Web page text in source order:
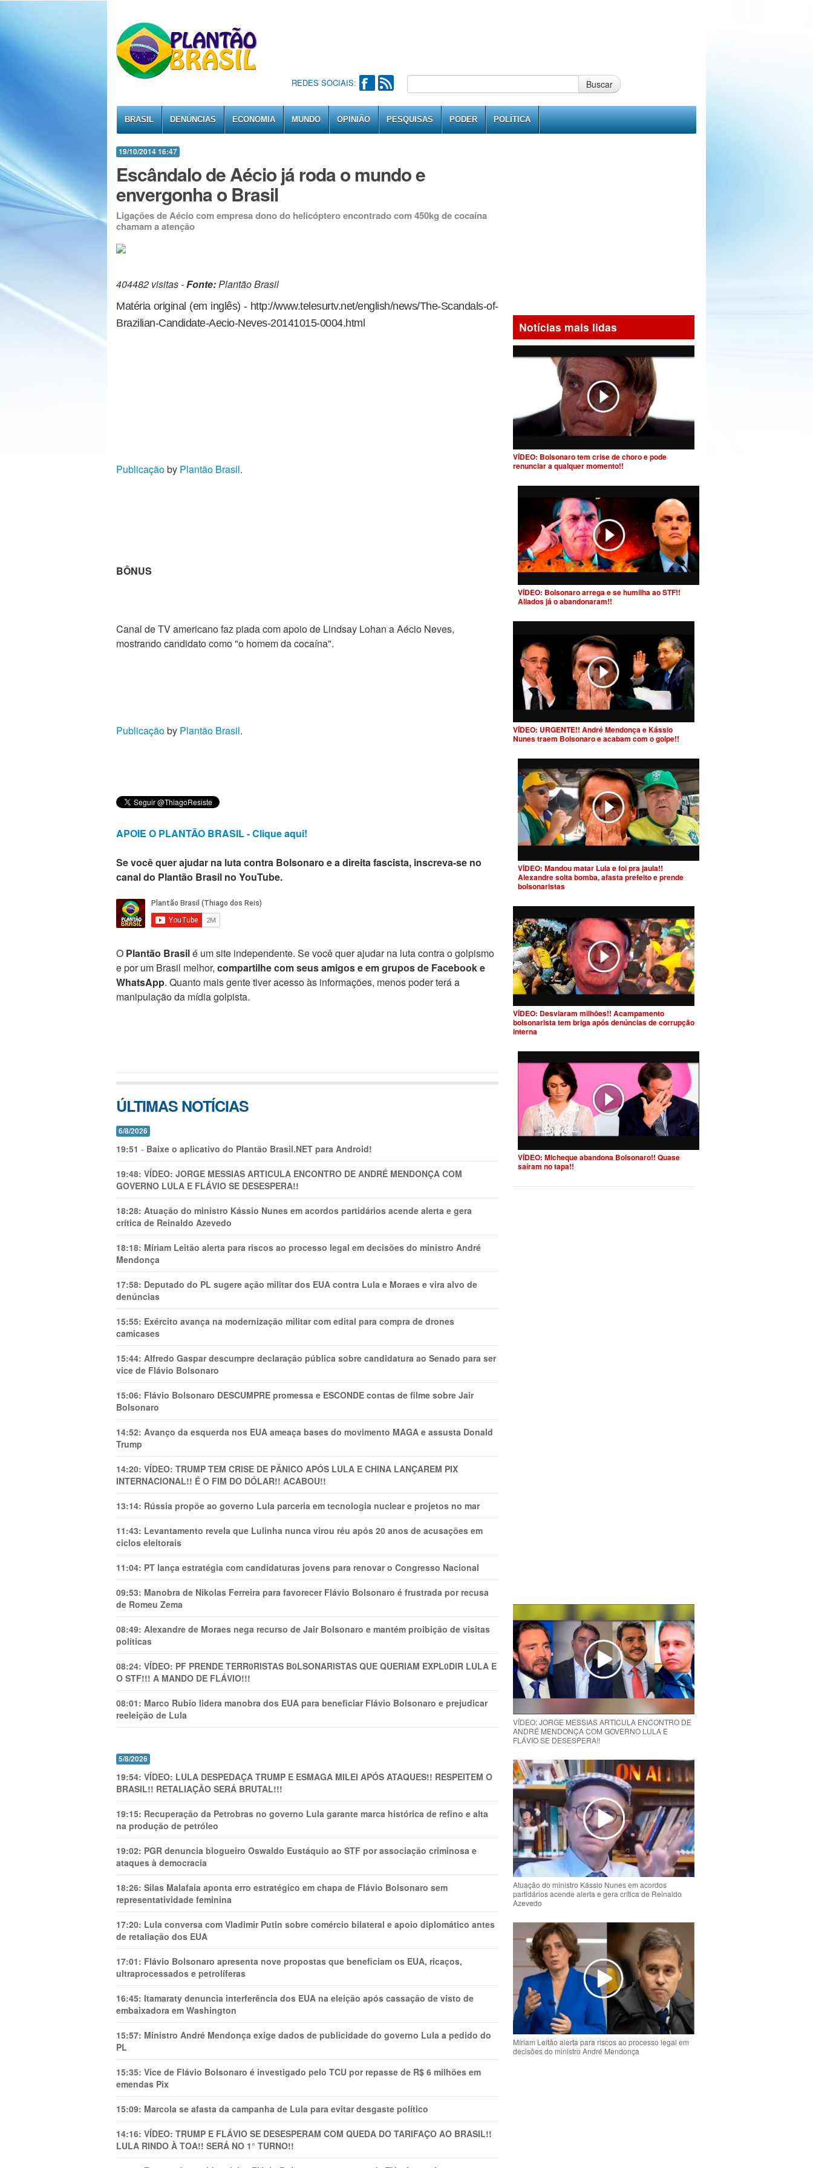
REDES SOCIAIS: Buscar
BRASIL DENÚNCIAS ECONOMIA MUNDO OPINIÃO PESQUISAS PODER POLÍTICA
19/10/2014 16:47
Escândalo de Aécio já roda o mundo e
envergonha o Brasil
Ligações de Aécio com empresa dono do helicóptero encontrado com 450kg de cocaína
chamam a atenção
404482 visitas -Fonte:Plantão Brasil
Matéria original (em inglês) - http://www.telesurtv.net/english/news/The-Scandals-of-
Brazilian-Candidate-Aecio-Neves-20141015-0004.html
Publicaçãoby Plantão Brasil.
BÔNUS
Canal de TV americano faz piada com apoio de Lindsay Lohan a Aécio Neves,
mostrando candidato como "o homem da cocaína".
Publicaçãoby Plantão Brasil.
APOIE O PLANTÃO BRASIL - Clique aqui!
Se você quer ajudar na luta contra Bolsonaro e a direita fascista, inscreva-se no
canal do Plantão Brasil no YouTube.
O Plantão Brasilé um site independente. Se você quer ajudar na luta contra o golpismo
e por um Brasil melhor, compartilhe com seus amigos e em grupos de Facebook e
WhatsApp. Quanto mais gente tiver acesso às informações, menos poder terá a
manipulação da mídia golpista.
ÚLTIMAS NOTÍCIAS
6/8/2026
19:51 - Baixe o aplicativo do Plantão Brasil.NET para Android!
19:48: VÍDEO: JORGE MESSIAS ARTICULA ENCONTRO DE ANDRÉ MENDONÇA COM
GOVERNO LULA E FLÁVIO SE DESESPERA!!
18:28: Atuação do ministro Kássio Nunes em acordos partidários acende alerta e gera
crítica de Reinaldo Azevedo
18:18: Míriam Leitão alerta para riscos ao processo legal em decisões do ministro André
Mendonça
17:58: Deputado do PL sugere ação militar dos EUA contra Lula e Moraes e vira alvo de
denúncias
15:55: Exército avança na modernização militar com edital para compra de drones
camicases
15:44: Alfredo Gaspar descumpre declaração pública sobre candidatura ao Senado para ser
vice de Flávio Bolsonaro
15:06: Flávio Bolsonaro DESCUMPRE promessa e ESCONDE contas de filme sobre Jair
Bolsonaro
14:52: Avanço da esquerda nos EUA ameaça bases do movimento MAGA e assusta Donald
Trump
14:20: VÍDEO: TRUMP TEM CRlSE DE PÂNlCO APÓS LULA E CHINA LANÇAREM PIX
INTERNACIONAL!! É O FIM DO DÓLAR!! ACABOU!!
13:14: Rússia propõe ao governo Lula parceria em tecnologia nuclear e projetos no mar
11:43: Levantamento revela que Lulinha nunca virou réu após 20 anos de acusações em
ciclos eleitorais
11:04: PT lança estratégia com candidaturas jovens para renovar o Congresso Nacional
09:53: Manobra de Nikolas Ferreira para favorecer Flávio Bolsonaro é frustrada por recusa
de Romeu Zema
08:49: Alexandre de Moraes nega recurso de Jair Bolsonaro e mantém proibição de visitas
políticas
08:24: VÍDEO: PF PRENDE TERR0RlSTAS B0LSONARlSTAS QUE QUERIAM EXPL0DlR LULA E
O STF!!! A MANDO DE FLÁVIO!!!
08:01: Marco Rubio lidera manobra dos EUA para beneficiar Flávio Bolsonaro e prejudicar
reeleição de Lula
5/8/2026
19:54: VÍDEO: LULA DESPEDAÇA TRUMP E ESMAGA MILEI APÓS ATAQUES!! RESPEITEM O
BRASIL!! RETALIAÇÃO SERÁ BRUTAL!!!
19:15: Recuperação da Petrobras no governo Lula garante marca histórica de refino e alta
na produção de petróleo
19:02: PGR denuncia blogueiro Oswaldo Eustáquio ao STF por associação criminosa e
ataques à democracia
18:26: Silas Malafaia aponta erro estratégico em chapa de Flávio Bolsonaro sem
representatividade feminina
17:20: Lula conversa com Vladimir Putin sobre comércio bilateral e apoio diplomático antes
de retaliação dos EUA
17:01: Flávio Bolsonaro apresenta nove propostas que beneficiam os EUA, ricaços,
ultraprocessados e petrolíferas
16:45: Itamaraty denuncia interferência dos EUA na eleição após cassação de visto de
embaixadora em Washington
15:57: Ministro André Mendonça exige dados de publicidade do governo Lula a pedido do
PL
15:35: Vice de Flávio Bolsonaro é investigado pelo TCU por repasse de R$ 6 milhões em
emendas Pix
15:09: Marcola se afasta da campanha de Lula para evitar desgaste político
14:16: VÍDEO: TRUMP E FLÁVIO SE DESESPERAM COM QUEDA DO TARIFAÇO AO BRASIL!!
LULA RINDO À TOA!! SERÁ NO 1° TURNO!!
Notícias mais lidas
VÍDEO: Bolsonaro tem crise de choro e pode
renunciar a qualquer momento!!
VÍDEO: Bolsonaro arrega e se humilha ao STF!!
Aliados já o abandonaram!!
VÍDEO: URGENTE!! André Mendonça e Kássio
Nunes traem Bolsonaro e acabam com o golpe!!
VÍDEO: Mandou matar Lula e foi pra jaula!!
Alexandre solta bomba, afasta prefeito e prende
bolsonaristas
VÍDEO: Desviaram milhões!! Acampamento
bolsonarista tem briga após denúncias de corrupção
interna
VÍDEO: Micheque abandona Bolsonaro!! Quase
saíram no tapa!!
VÍDEO: JORGE MESSIAS ARTICULA ENCONTRO DE
ANDRÉ MENDONÇA COM GOVERNO LULA E
FLÁVIO SE DESESPERA!!
Atuação do ministro Kássio Nunes em acordos
partidários acende alerta e gera crítica de Reinaldo
Azevedo
Míriam Leitão alerta para riscos ao processo legal em
decisões do ministro André Mendonça